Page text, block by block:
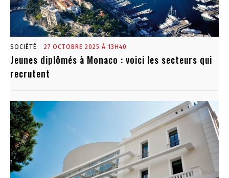
SOCIÉTÉ 27 OCTOBRE 2025 À 13H40
Jeunes diplômés à Monaco : voici les secteurs qui
recrutent